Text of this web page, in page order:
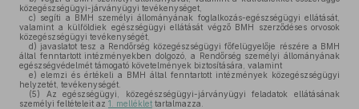
közegészségügyi-járványügyi tevékenységet,
c) segíti a BMH személyi állományának foglalkozás-egészségügyi ellátását,
valamint a külföldiek egészségügyi ellátását végző BMH szerződéses orvosok
közegészségügyi tevékenységét,
d) javaslatot tesz a Rendőrség közegészségügyi főfelügyelője részére a BMH
által fenntartott intézményekben dolgozó, a Rendőrség személyi állományának
egészségvédelmét támogató követelmények biztosítására, valamint
e) elemzi és értékeli a BMH által fenntartott intézmények közegészségügyi
helyzetét, tevékenységét.
(5) Az egészségügyi, közegészségügyi-járványügyi feladatok ellátásának
személyi feltételeit az 1. melléklet tartalmazza.